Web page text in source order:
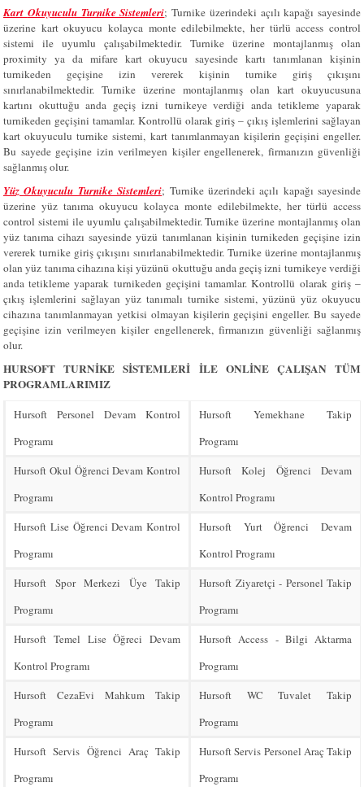
Kart Okuyuculu Turnike Sistemleri; Turnike üzerindeki açılı kapağı sayesinde
üzerine kart okuyucu kolayca monte edilebilmekte, her türlü access control
sistemi ile uyumlu çalışabilmektedir. Turnike üzerine montajlanmış olan
proximity ya da mifare kart okuyucu sayesinde kartı tanımlanan kişinin
turnikeden geçişine izin vererek kişinin turnike giriş çıkışını
sınırlanabilmektedir. Turnike üzerine montajlanmış olan kart okuyucusuna
kartını okuttuğu anda geçiş izni turnikeye verdiği anda tetikleme yaparak
turnikeden geçişini tamamlar. Kontrollü olarak giriş – çıkış işlemlerini sağlayan
kart okuyuculu turnike sistemi, kart tanımlanmayan kişilerin geçişini engeller.
Bu sayede geçişine izin verilmeyen kişiler engellenerek, firmanızın güvenliği
sağlanmış olur.
YüzOkuyuculu Turnike Sistemleri; Turnike üzerindeki açılı kapağı sayesinde
üzerine yüz tanıma okuyucu kolayca monte edilebilmekte, her türlü access
control sistemi ile uyumlu çalışabilmektedir. Turnike üzerine montajlanmış olan
yüz tanıma cihazı sayesinde yüzü tanımlanan kişinin turnikeden geçişine izin
vererek turnike giriş çıkışını sınırlanabilmektedir. Turnike üzerine montajlanmış
olan yüz tanıma cihazına kişi yüzünü okuttuğu anda geçiş izni turnikeye verdiği
anda tetikleme yaparak turnikeden geçişini tamamlar. Kontrollü olarak giriş –
çıkış işlemlerini sağlayan yüz tanımalı turnike sistemi, yüzünü yüz okuyucu
cihazına tanımlanmayan yetkisi olmayan kişilerin geçişini engeller. Bu sayede
geçişine izin verilmeyen kişiler engellenerek, firmanızın güvenliği sağlanmış
olur.
HURSOFT TURNİKE SİSTEMLERİ İLE ONLİNE ÇALIŞAN TÜM
PROGRAMLARIMIZ
Hursoft Personel Devam Kontrol
Programı
Hursoft Yemekhane Takip
Programı
Hursoft Okul Öğrenci Devam Kontrol
Programı
Hursoft Kolej Öğrenci Devam
Kontrol Programı
Hursoft Lise Öğrenci Devam Kontrol
Programı
Hursoft Yurt Öğrenci Devam
Kontrol Programı
Hursoft Spor Merkezi Üye Takip
Programı
Hursoft Ziyaretçi - Personel Takip
Programı
Hursoft Temel Lise Öğreci Devam
Kontrol Programı
Hursoft Access - Bilgi Aktarma
Programı
Hursoft CezaEvi Mahkum Takip
Programı
Hursoft WC Tuvalet Takip
Programı
Hursoft Servis Öğrenci Araç Takip
Programı
Hursoft Servis Personel Araç Takip
Programı